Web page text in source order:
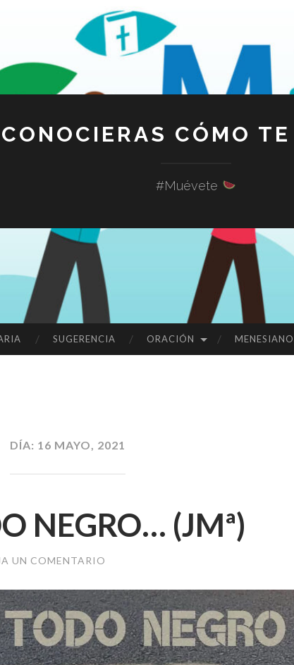
CÓMO
#Muévete
SUGERENCIA ORACIÓN
DÍA: 16 MAYO, 2021
NEGRO… (JMª)
UN COMENTARIO